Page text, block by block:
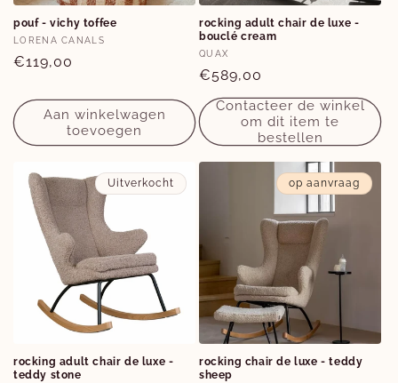
pouf - vichy toffee
Verkoper:
LORENA CANALS
Normale
€119,00
Aan winkelwagen
toevoegen
rocking adult chair de luxe -
bouclé cream
Verkoper:
QUAX
Normale
prijs
€589,00
Contacteer de winkel
om dit item te
bestellen
Uitverkocht
rocking adult chair de luxe -
teddy stone
op aanvraag
rocking chair de luxe - teddy
sheep